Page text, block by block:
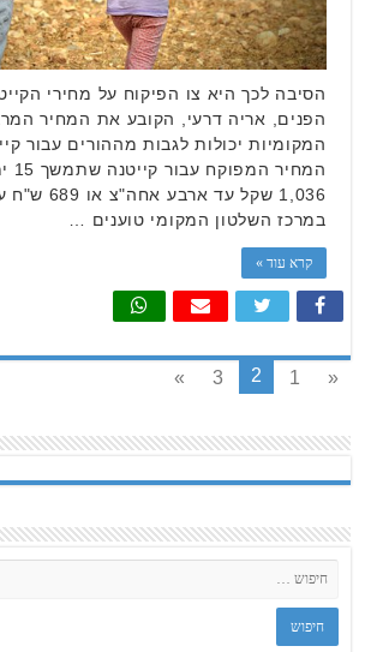
הסיבה לכך היא צו הפיקוח על מחירי
הפנים, אריה דרעי, הקובע את המחיר
המקומיות יכולות לגבות מההורים עבור
1,036 שקל
במרכז השלטון המקומי טוענים …
קרא עוד »
«
1
2
3
»